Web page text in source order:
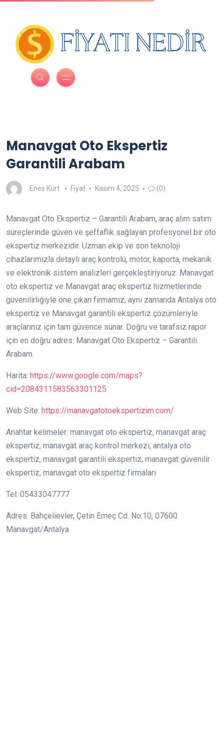
Manavgat Oto Ekspertiz
Garantili Arabam
Enes Kurt Fiyat Kasım 4, 2025 (0)
Manavgat Oto Ekspertiz – Garantili Arabam, araç alım satım
süreçlerinde güven ve şeffaflık sağlayan profesyonel bir oto
ekspertiz merkezidir. Uzman ekip ve son teknoloji
cihazlarımızla detaylı araç kontrolü, motor, kaporta, mekanik
ve elektronik sistem analizleri gerçekleştiriyoruz. Manavgat
oto ekspertiz ve Manavgat araç ekspertiz hizmetlerinde
güvenilirliğiyle öne çıkan firmamız, aynı zamanda Antalya oto
ekspertiz ve Manavgat garantili ekspertiz çözümleriyle
araçlarınız için tam güvence sunar. Doğru ve tarafsız rapor
için en doğru adres: Manavgat Oto Ekspertiz – Garantili
Arabam.
Harita: https://www.google.com/maps?
cid=2084311583563301125
Web Site: https://manavgatotoekspertizim.com/
Anahtar kelimeler: manavgat oto ekspertiz, manavgat araç
ekspertiz, manavgat araç kontrol merkezi, antalya oto
ekspertiz, manavgat garantili ekspertiz, manavgat güvenilir
ekspertiz, manavgat oto ekspertiz firmaları
Tel: 05433047777
Adres: Bahçelievler, Çetin Emeç Cd. No:10, 07600
Manavgat/Antalya